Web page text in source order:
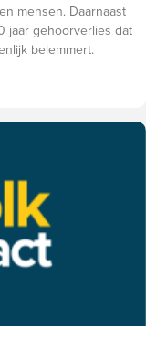
mensen. Daarnaast
jaar gehoorverlies dat
belemmert.